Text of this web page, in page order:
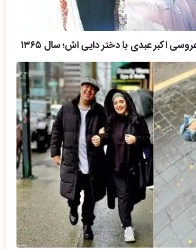
اکبر عبدی با دختر دایی اش؛ سال ۱۳۶۵